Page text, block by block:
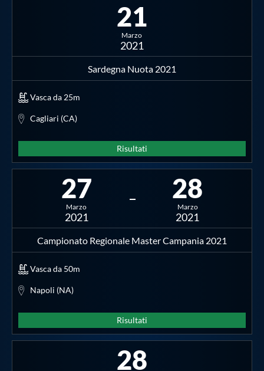
21
Marzo
2021
Sardegna Nuota 2021
Vasca da 25m
Cagliari (CA)
Risultati
27
Marzo
2021
28
Marzo
2021
Campionato Regionale Master Campania 2021
Vasca da 50m
Napoli (NA)
Risultati
28